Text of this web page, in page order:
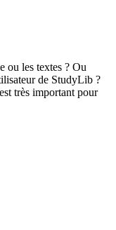
ou les textes ? Ou
de StudyLib ?
très important pour